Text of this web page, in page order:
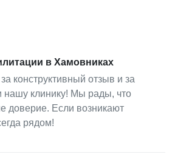
в Хамовниках
конструктивный отзыв и за
нашу клинику! Мы рады, что
доверие. Если возникают
рядом!